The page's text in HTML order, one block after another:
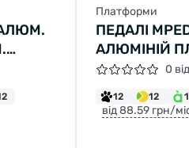
АЛЮМ.
Платформи
ПЕДАЛІ
АЛЮМІНІЙ
ПРОМ.
0
12 12
від 88.59 грн/